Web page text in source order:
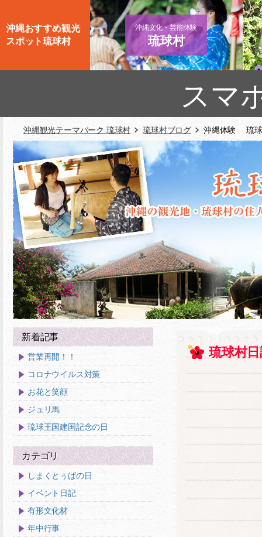
沖縄おすすめ観光
スポット琉球村
沖縄文化・芸能体験
琉球村
スマ
沖縄観光テーマパーク 琉球村 琉球村ブログ 沖縄体験 琉
琉球村
新着記事
営業再開！！
コロナウイルス対策
お花と笑顔
ジュリ馬
琉球王国建国記念の日
カテゴリ
しまくとぅばの日
イベント日記
有形文化材
年中行事